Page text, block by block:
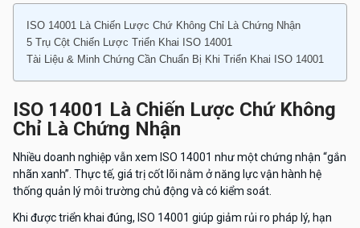
ISO 14001 Là Chiến Lược Chứ Không Chỉ Là Chứng Nhận
5 Trụ Cột Chiến Lược Triển Khai ISO 14001
Tài Liệu & Minh Chứng Cần Chuẩn Bị Khi Triển Khai ISO 14001
ISO 14001 Là Chiến Lược Chứ Không
Chỉ Là Chứng Nhận
Nhiều doanh nghiệp vẫn xem ISO 14001 như một chứng nhận “gắn
nhãn xanh”. Thực tế, giá trị cốt lõi nằm ở năng lực vận hành hệ
thống quản lý môi trường chủ động và có kiểm soát.
Khi được triển khai đúng, ISO 14001 giúp giảm rủi ro pháp lý, hạn